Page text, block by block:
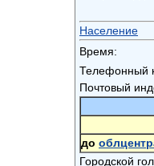
Население
Время:
Телефонный
Почтовый
до
Городской